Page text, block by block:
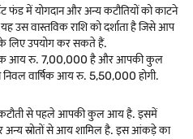
फंड में योगदान और अन्य कटौतियों को काटने
उस वास्तविक राशि को दर्शाता है जिसे आप
लिए उपयोग कर सकते हैं.
आय रु. 7,00,000 है और आपकी कुल
वार्षिक आय रु. 5,50,000 होगी.
कटौती से पहले आपकी कुल आय है. इसमें
स्रोतों से आय शामिल है. इस आंकड़े का